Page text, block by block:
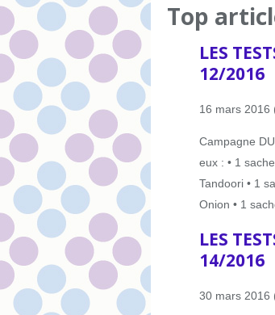
Top
LES
12/2016
16 mars 2016
Campagne
eux : • 1
Tandoori • 1
Onion • 1
LES
14/2016
30 mars 2016